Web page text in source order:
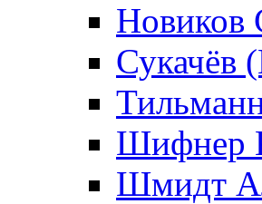
Новиков
Сукачёв
Шифнер
Шмидт